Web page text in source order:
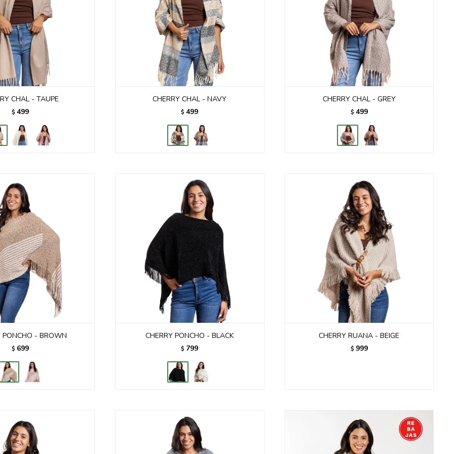
CHAL - TAUPE
$ 499
CHERRY CHAL - NAVY
$ 499
CHERRY CHAL - GREY
$ 499
PONCHO - BROWN
$ 699
CHERRY PONCHO - BLACK
$ 799
CHERRY RUANA - BEIGE
$ 999